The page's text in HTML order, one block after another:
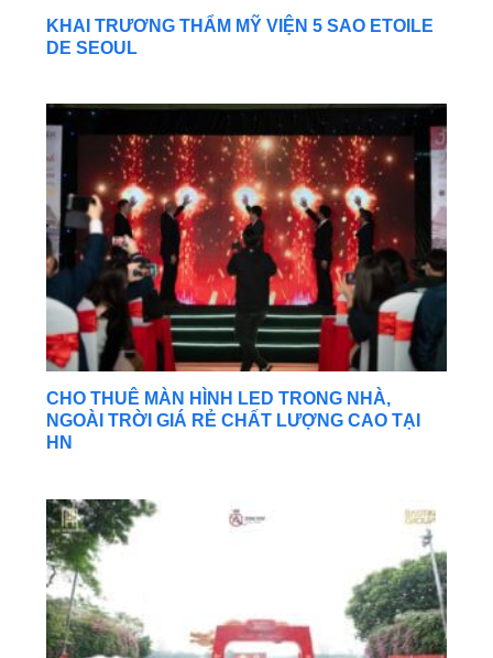
KHAI TRƯƠNG THẨM MỸ VIỆN 5 SAO ETOILE
DE SEOUL
CHO THUÊ MÀN HÌNH LED TRONG NHÀ,
NGOÀI TRỜI GIÁ RẺ CHẤT LƯỢNG CAO TẠI
HN